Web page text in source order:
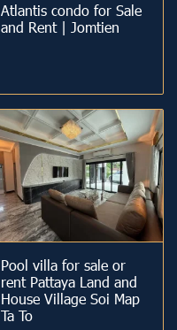
Atlantis condo for Sale
and Rent | Jomtien
Pool villa for sale or
rent Pattaya Land and
House Village Soi Map
Ta To